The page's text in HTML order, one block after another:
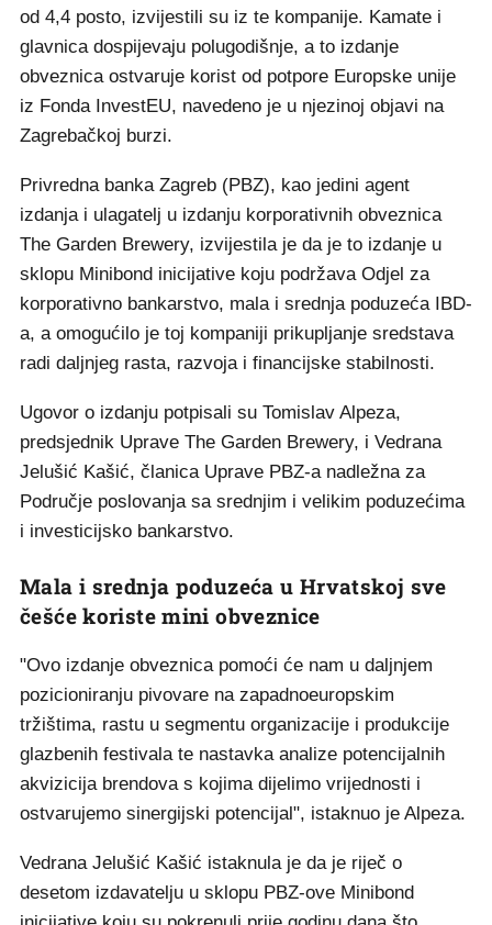
od 4,4 posto, izvijestili su iz te kompanije. Kamate i
glavnica dospijevaju polugodišnje, a to izdanje
obveznica ostvaruje korist od potpore Europske unije
iz Fonda InvestEU, navedeno je u njezinoj objavi na
Zagrebačkoj burzi.
Privredna banka Zagreb (PBZ), kao jedini agent
izdanja i ulagatelj u izdanju korporativnih obveznica
The Garden Brewery, izvijestila je da je to izdanje u
sklopu Minibond inicijative koju podržava Odjel za
korporativno bankarstvo, mala i srednja poduzeća IBD-
a, a omogućilo je toj kompaniji prikupljanje sredstava
radi daljnjeg rasta, razvoja i financijske stabilnosti.
Ugovor o izdanju potpisali su Tomislav Alpeza,
predsjednik Uprave The Garden Brewery, i Vedrana
Jelušić Kašić, članica Uprave PBZ-a nadležna za
Područje poslovanja sa srednjim i velikim poduzećima
i investicijsko bankarstvo.
Mala i srednja poduzeća u Hrvatskoj sve
češće koriste mini obveznice
"Ovo izdanje obveznica pomoći će nam u daljnjem
pozicioniranju pivovare na zapadnoeuropskim
tržištima, rastu u segmentu organizacije i produkcije
glazbenih festivala te nastavka analize potencijalnih
akvizicija brendova s kojima dijelimo vrijednosti i
ostvarujemo sinergijski potencijal", istaknuo je Alpeza.
Vedrana Jelušić Kašić istaknula je da je riječ o
desetom izdavatelju u sklopu PBZ-ove Minibond